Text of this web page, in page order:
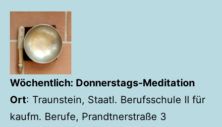
Wöchentlich: Donnerstags-Meditation
Ort: Traunstein, Staatl. Berufsschule II für
kaufm. Berufe, Prandtnerstraße 3